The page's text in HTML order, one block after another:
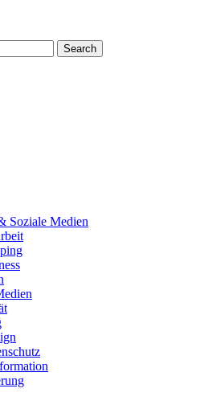
Search
Soziale Medien